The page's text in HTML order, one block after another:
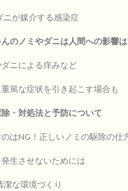
ニが媒介する感染症
のノミやダニは人間への影響
ダニによる痒みなど
重篤な症状を引き起こす場合も
除・対処法と予防について
はNG！正しいノミの駆除の仕
発生させないためには
潔な環境づくり